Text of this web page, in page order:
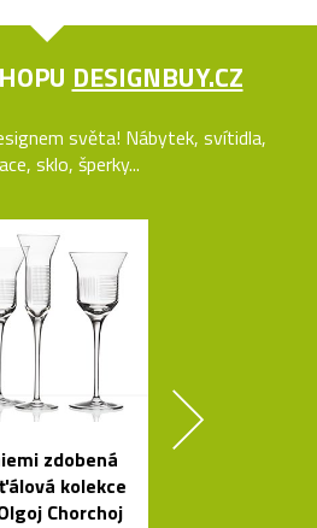
DESIGNBUY.CZ
světa! Nábytek, svítidla,
sklo, šperky...
zdobená
kolekce
Chorchoj